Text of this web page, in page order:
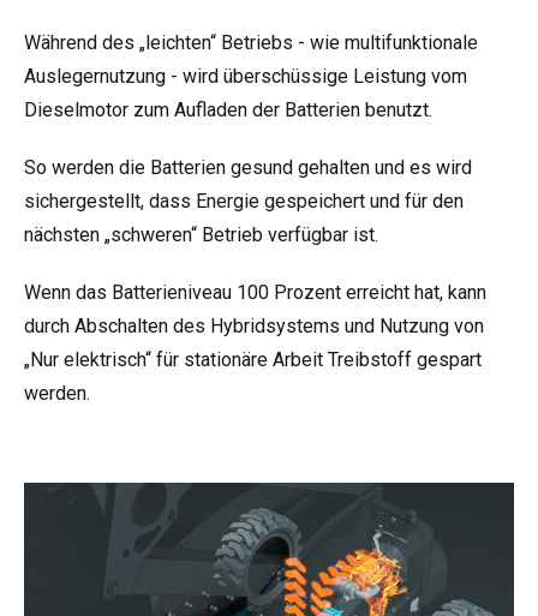
Während des „leichten“ Betriebs - wie multifunktionale
Auslegernutzung - wird überschüssige Leistung vom
Dieselmotor zum Aufladen der Batterien benutzt.
So werden die Batterien gesund gehalten und es wird
sichergestellt, dass Energie gespeichert und für den
nächsten „schweren“ Betrieb verfügbar ist.
Wenn das Batterieniveau 100 Prozent erreicht hat, kann
durch Abschalten des Hybridsystems und Nutzung von
„Nur elektrisch“ für stationäre Arbeit Treibstoff gespart
werden.